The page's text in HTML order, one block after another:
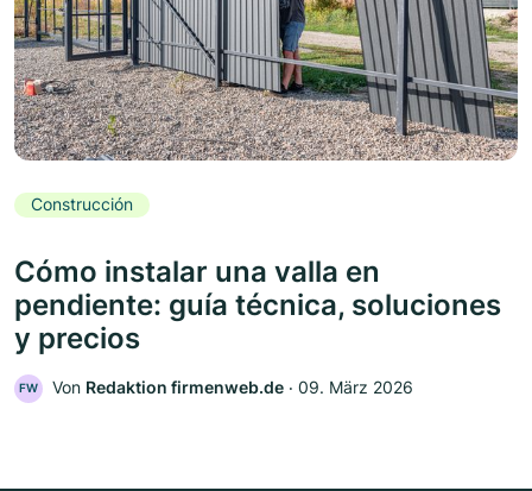
Construcción
Cómo instalar una valla en
pendiente: guía técnica, soluciones
y precios
FW Von Redaktion firmenweb.de ‧ 09. März 2026